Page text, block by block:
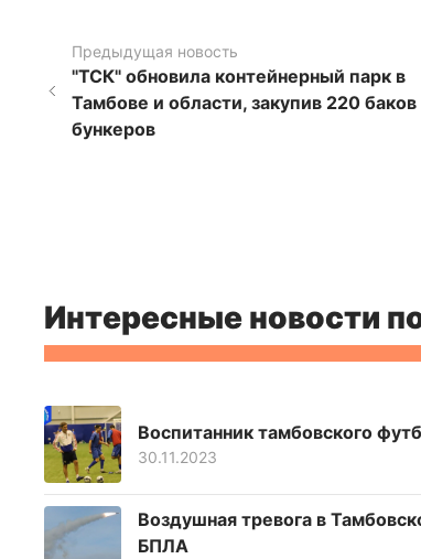
Предыдущая новость
"ТСК" обновила контейнерный парк в
Тамбове и области, закупив 220 баков
бункеров
Интересные новости
Воспитанник тамбовского
30.11.2023
Воздушная тревога в
БПЛА